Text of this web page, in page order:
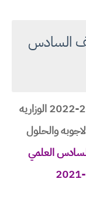
السادس
اسئلة امتحانات اللغه العربيه لسنة 2021-2022 الوزاريه
والحلول
العلمي